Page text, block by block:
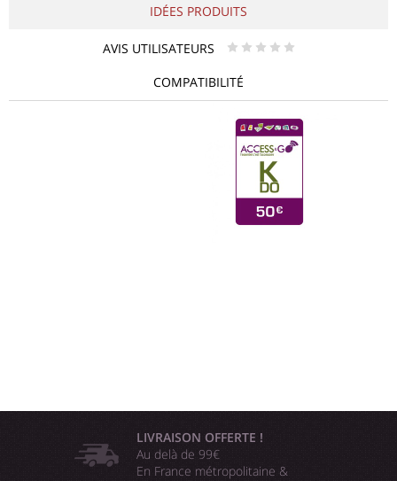
IDÉES PRODUITS
AVIS UTILISATEURS * * * * *
COMPATIBILITÉ
LIVRAISON OFFERTE !
Au delà de 99€
En France métropolitaine &